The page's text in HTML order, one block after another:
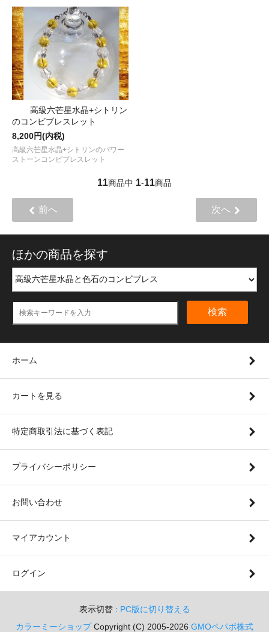
高級六芒星水晶+シトリン
のコンビブレスレット
8,200円(内税)
高級六芒星水晶+シトリンのパワー
ストーンコンビブレスレット
11商品中 1-11商品
前へ 次へ
ほかの商品を探す
検索
ホーム
カートを見る
特定商取引法に基づく表記
プライバシーポリシー
お問い合わせ
マイアカウント
ログイン
表示切替 : PC版に切り替える
カラーミーショップCopyright (C) 2005-2026 GMOペパボ株式